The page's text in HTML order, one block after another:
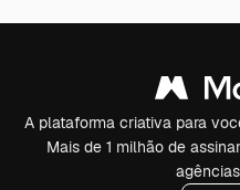
A plataforma criativa para
Mais de 1 milhão de